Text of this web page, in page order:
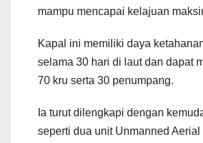
mampu mencapai kelajuan
Kapal ini memiliki daya
selama 30 hari di laut dan dapat
70 kru serta 30 penumpang.
Ia turut dilengkapi dengan
seperti dua unit Unmanned Aerial